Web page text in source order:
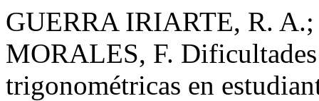
GUERRA IRIARTE, R.
MORALES, F. Dificultades
trigonométricas en